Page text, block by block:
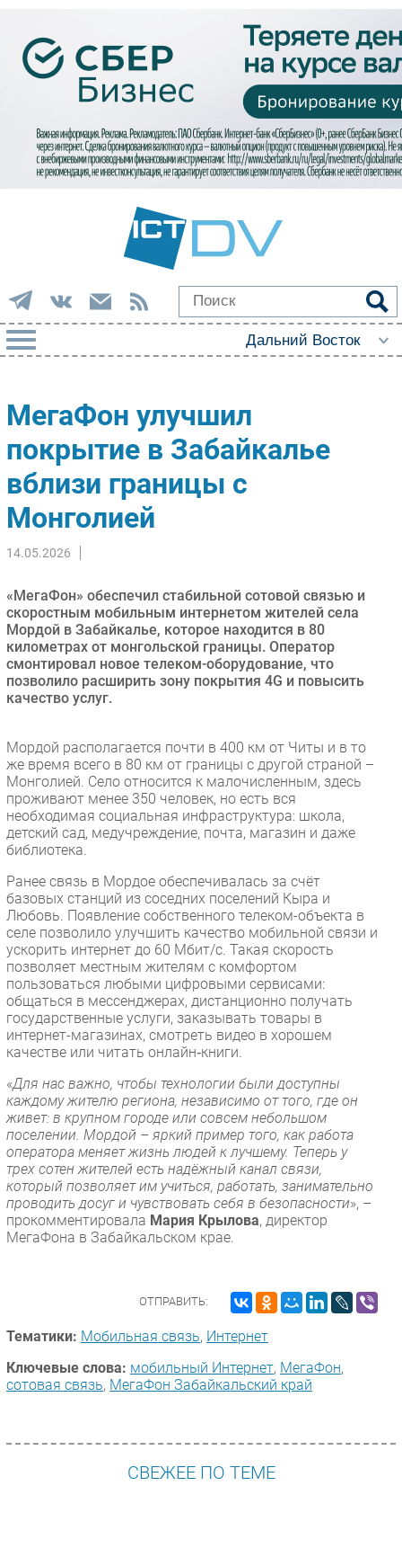
Импорто­замещение
Автоматизация Промышленности
Интернет
Мобильная связь
Фиксированная связь
Интеграция
Маркетинг
Торговые сети
Оборудование
ПО
Outsourcing
Регулирование
Финансы
Web
Безопасность
Инновации
CIO/Управление ИТ
Гаджеты
Здоровье
РАЗДЕЛЫ
Новости
Аналитика
Мероприятия
Проекты
IT класс
Тестовый стенд
Каталог компаний
МегаФон улучшил
покрытие в Забайкалье
вблизи границы с
Монголией
14.05.2026
«МегаФон» обеспечил стабильной сотовой связью и
скоростным мобильным интернетом жителей села
Мордой в Забайкалье, которое находится в 80
километрах от монгольской границы. Оператор
смонтировал новое телеком-оборудование, что
позволило расширить зону покрытия 4G и повысить
качество услуг.
Мордой располагается почти в 400 км от Читы и в то
же время всего в 80 км от границы с другой страной –
Монголией. Село относится к малочисленным, здесь
проживают менее 350 человек, но есть вся
необходимая социальная инфраструктура: школа,
детский сад, медучреждение, почта, магазин и даже
библиотека.
Ранее связь в Мордое обеспечивалась за счёт
базовых станций из соседних поселений Кыра и
Любовь. Появление собственного телеком-объекта в
селе позволило улучшить качество мобильной связи и
ускорить интернет до 60 Мбит/с. Такая скорость
позволяет местным жителям с комфортом
пользоваться любыми цифровыми сервисами:
общаться в мессенджерах, дистанционно получать
государственные услуги, заказывать товары в
интернет-магазинах, смотреть видео в хорошем
качестве или читать онлайн‑книги.
«Для нас важно, чтобы технологии были доступны
каждому жителю региона, независимо от того, где он
живет: в крупном городе или совсем небольшом
поселении. Мордой – яркий пример того, как работа
оператора меняет жизнь людей к лучшему. Теперь у
трех сотен жителей есть надёжный канал связи,
который позволяет им учиться, работать, занимательно
проводить досуг и чувствовать себя в безопасности», –
прокомментировала Мария Крылова, директор
МегаФона в Забайкальском крае.
ОТПРАВИТЬ:
Тематики: Мобильная связь, Интернет
Ключевые слова: мобильный Интернет, МегаФон,
сотовая связь, МегаФон Забайкальский край
СВЕЖЕЕ ПО ТЕМЕ